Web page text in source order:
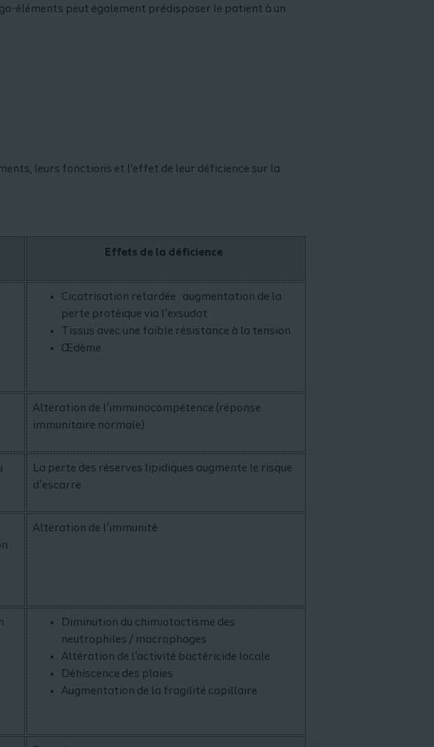
éléments peut également prédisposer le patient à un
leurs fonctions et l'effet de leur déficience sur la
Effets de la déficience
Cicatrisation retardée : augmentation de la
perte protéique via l’exsudat
Tissus avec une faible résistance à la tension
Œdème
Altération de l’immunocompétence (réponse
immunitaire normale)
La perte des réserves lipidiques augmente le risque
d’escarre
Altération de l’immunité
Diminution du chimiotactisme des
neutrophiles / macrophages
Altération de l’activité bactéricide locale
Déhiscence des plaies
Augmentation de la fragilité capillaire